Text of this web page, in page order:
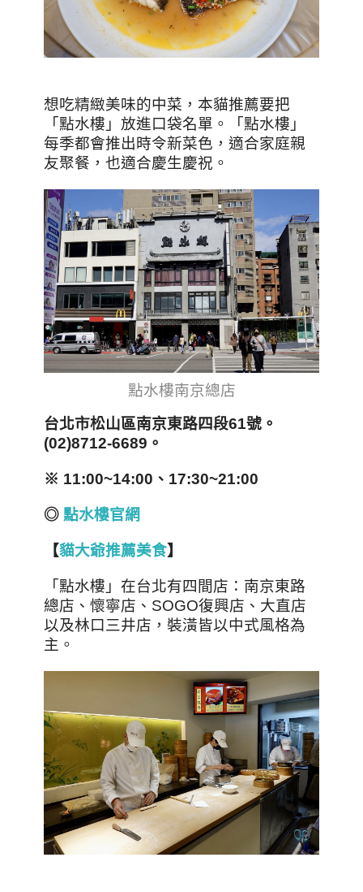
想吃精緻美味的中菜，本貓推薦要把
「點水樓」放進口袋名單。「點水樓」
每季都會推出時令新菜色，適合家庭親
友聚餐，也適合慶生慶祝。
點水樓南京總店
台北市松山區南京東路四段61號。
(02)8712-6689。
※ 11:00~14:00、17:30~21:00
◎ 點水樓官網
【貓大爺推薦美食】
「點水樓」在台北有四間店：南京東路
總店、懷寧店、SOGO復興店、大直店
以及林口三井店，裝潢皆以中式風格為
主。